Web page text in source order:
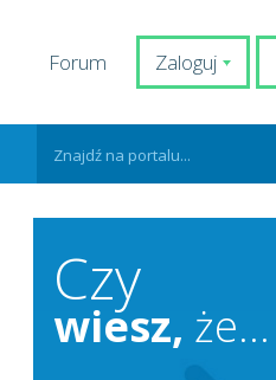
Zaloguj
Forum
Czy
wiesz, że...